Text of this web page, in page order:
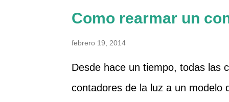
información sobre ellos, y la
catalana que se llama Músicos
si parece que hace cosas, ya por
Como rearmar un
febrero 19, 2014
Desde hace un tiempo, todas las
contadores de la luz a un modelo